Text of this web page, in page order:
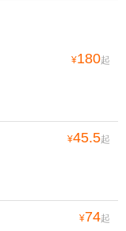
千
卜
富
鹤
鳞
乐
齐
¥180起
¥45.5起
¥74起